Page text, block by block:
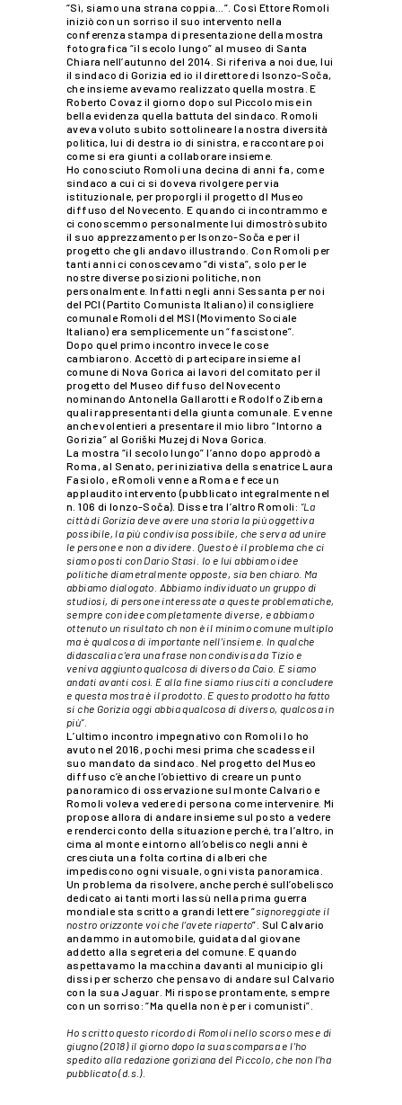
“Sì, siamo una strana coppia…”. Così Ettore Romoli
iniziò con un sorriso il suo intervento nella
conferenza stampa di presentazione della mostra
fotografica “il secolo lungo” al museo di Santa
Chiara nell’autunno del 2014. Si riferiva a noi due, lui
il sindaco di Gorizia ed io il direttore di Isonzo-Soča,
che insieme avevamo realizzato quella mostra. E
Roberto Covaz il giorno dopo sul Piccolo mise in
bella evidenza quella battuta del sindaco. Romoli
aveva voluto subito sottolineare la nostra diversità
politica, lui di destra io di sinistra, e raccontare poi
come si era giunti a collaborare insieme.
Ho conosciuto Romoli una decina di anni fa, come
sindaco a cui ci si doveva rivolgere per via
istituzionale, per proporgli il progetto dl Museo
diffuso del Novecento. E quando ci incontrammo e
ci conoscemmo personalmente lui dimostrò subito
il suo apprezzamento per Isonzo-Soča e per il
progetto che gli andavo illustrando. Con Romoli per
tanti anni ci conoscevamo “di vista”, solo per le
nostre diverse posizioni politiche, non
personalmente. Infatti negli anni Sessanta per noi
del PCI (Partito Comunista Italiano) il consigliere
comunale Romoli del MSI (Movimento Sociale
Italiano) era semplicemente un “fascistone”.
Dopo quel primo incontro invece le cose
cambiarono. Accettò di partecipare insieme al
comune di Nova Gorica ai lavori del comitato per il
progetto del Museo diffuso del Novecento
nominando Antonella Gallarotti e Rodolfo Ziberna
quali rappresentanti della giunta comunale. E venne
anche volentieri a presentare il mio libro “Intorno a
Gorizia” al Goriški Muzej di Nova Gorica.
La mostra “il secolo lungo” l’anno dopo approdò a
Roma, al Senato, per iniziativa della senatrice Laura
Fasiolo, e Romoli venne a Roma e fece un
applaudito intervento (pubblicato integralmente nel
n. 106 di Ionzo-Soča). Disse tra l’altro Romoli: “La
città di Gorizia deve avere una storia la più oggettiva
possibile, la più condivisa possibile, che serva ad unire
le persone e non a dividere. Questo è il problema che ci
siamo posti con Dario Stasi. Io e lui abbiamo idee
politiche diametralmente opposte, sia ben chiaro. Ma
abbiamo dialogato. Abbiamo individuato un gruppo di
studiosi, di persone interessate a queste problematiche,
sempre con idee completamente diverse, e abbiamo
ottenuto un risultato ch non è il minimo comune multiplo
ma è qualcosa di importante nell’insieme. In qualche
didascalia c’era una frase non condivisa da Tizio e
veniva aggiunto qualcosa di diverso da Caio. E siamo
andati avanti così. E alla fine siamo riusciti a concludere
e questa mostra è il prodotto. E questo prodotto ha fatto
si che Gorizia oggi abbia qualcosa di diverso, qualcosa in
più”.
L’ultimo incontro impegnativo con Romoli lo ho
avuto nel 2016, pochi mesi prima che scadesse il
suo mandato da sindaco. Nel progetto del Museo
diffuso c’è anche l’obiettivo di creare un punto
panoramico di osservazione sul monte Calvario e
Romoli voleva vedere di persona come intervenire. Mi
propose allora di andare insieme sul posto a vedere
e renderci conto della situazione perché, tra l’altro, in
cima al monte e intorno all’obelisco negli anni è
cresciuta una folta cortina di alberi che
impediscono ogni visuale, ogni vista panoramica.
Un problema da risolvere, anche perché sull’obelisco
dedicato ai tanti morti lassù nella prima guerra
mondiale sta scritto a grandi lettere “signoreggiate il
nostro orizzonte voi che l’avete riaperto”. Sul Calvario
andammo in automobile, guidata dal giovane
addetto alla segreteria del comune. E quando
aspettavamo la macchina davanti al municipio gli
dissi per scherzo che pensavo di andare sul Calvario
con la sua Jaguar. Mi rispose prontamente, sempre
con un sorriso: “Ma quella non è per i comunisti”.
Ho scritto questo ricordo di Romoli nello scorso mese di
giugno (2018) il giorno dopo la sua scomparsa e l’ho
spedito alla redazione goriziana del Piccolo, che non l’ha
pubblicato (d.s.).